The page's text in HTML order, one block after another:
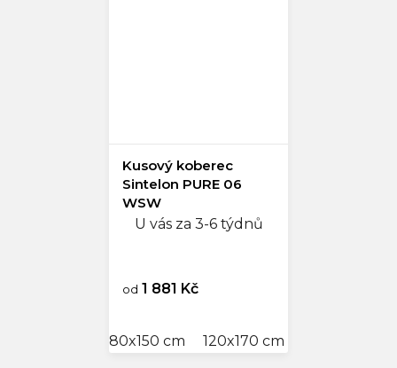
Kusový koberec
Sintelon PURE 06
WSW
U vás za 3-6 týdnů
od 1 881 Kč
80x150 cm 120x170 cm